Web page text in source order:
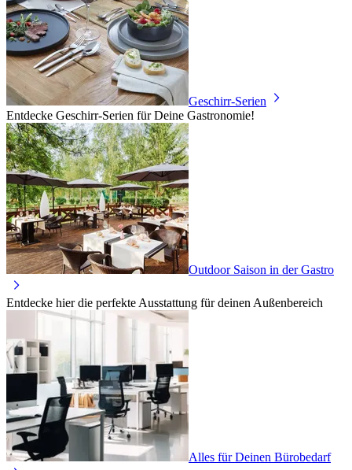
Geschirr-Serien
Entdecke Geschirr-Serien für Deine Gastronomie!
Outdoor Saison in der Gastro
Entdecke hier die perfekte Ausstattung für deinen Außenbereich
Alles für Deinen Bürobedarf